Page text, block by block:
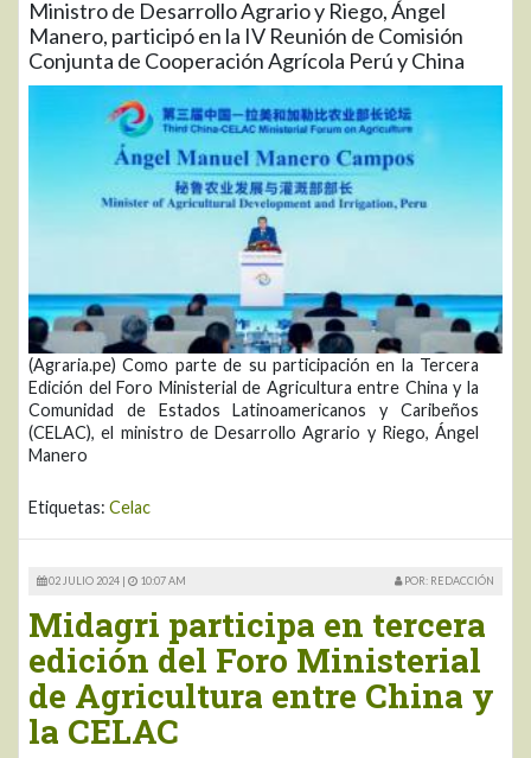
Ministro de Desarrollo Agrario y Riego, Ángel
Manero, participó en la IV Reunión de Comisión
Conjunta de Cooperación Agrícola Perú y China
(Agraria.pe) Como parte de su participación en la Tercera
Edición del Foro Ministerial de Agricultura entre China y la
Comunidad de Estados Latinoamericanos y Caribeños
(CELAC), el ministro de Desarrollo Agrario y Riego, Ángel
Manero
Etiquetas: Celac
02 JULIO 2024 | 10:07 AM POR: REDACCIÓN
Midagri participa en tercera
edición del Foro Ministerial
de Agricultura entre China y
la CELAC